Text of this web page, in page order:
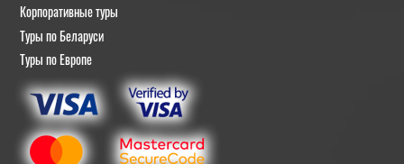
Корпоративные туры
Туры по Беларуси
Туры по Европе